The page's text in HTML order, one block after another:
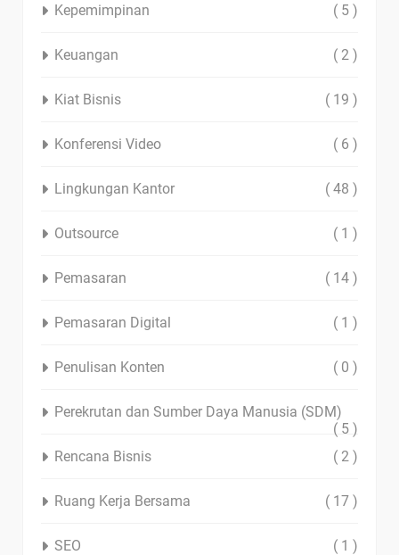
Kepemimpinan ( 5 )
Keuangan ( 2 )
Kiat Bisnis ( 19 )
Konferensi Video ( 6 )
Lingkungan Kantor ( 48 )
Outsource ( 1 )
Pemasaran ( 14 )
Pemasaran Digital ( 1 )
Penulisan Konten ( 0 )
Perekrutan dan Sumber Daya Manusia (SDM)
( 5 )
Rencana Bisnis
( 2 )
Ruang Kerja Bersama ( 17 )
SEO ( 1 )